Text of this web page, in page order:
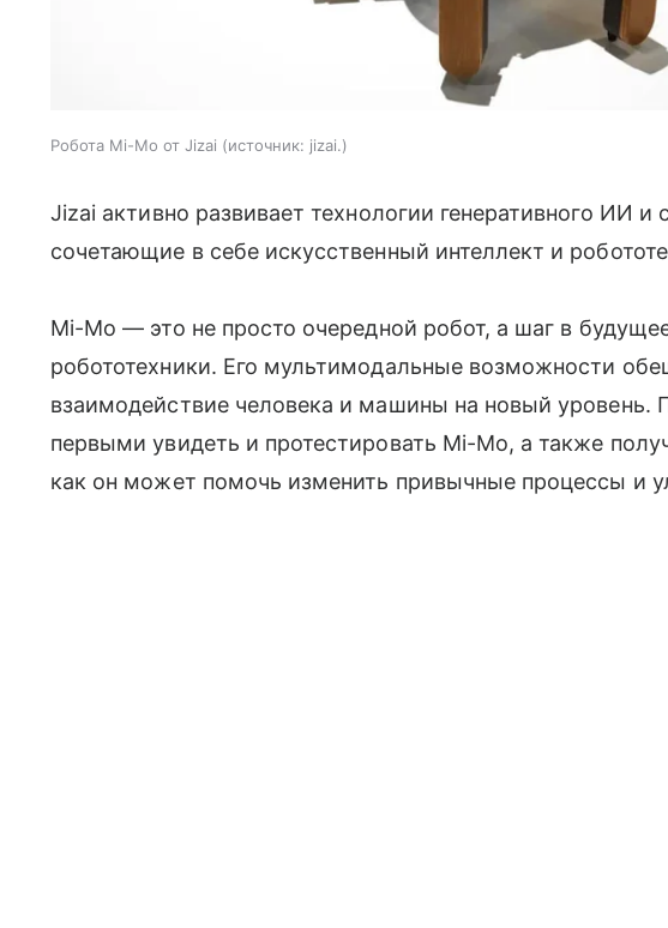
Робота Mi-Mo от Jizai источник: jizai.
Jizai активно развивает технологии генеративного ИИ и
сочетающие в себе искусственный интеллект и
Mi-Mo — это не просто очередной робот, а шаг в
робототехники. Его мультимодальные возможности
взаимодействие человека и машины на новый уровень.
первыми увидеть и протестировать Mi-Mo, а также
как он может помочь изменить привычные процессы и